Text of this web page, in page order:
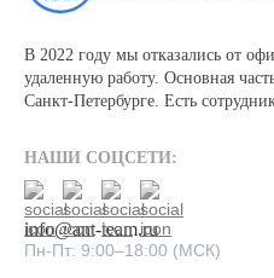
В 2022 году мы отказались от
удаленную работу. Основная
Санкт-Петербурге. Есть
НАШИ СОЦСЕТИ:
info@ant-team.ru
Пн-Пт: 9:00–18:00 (МСК)